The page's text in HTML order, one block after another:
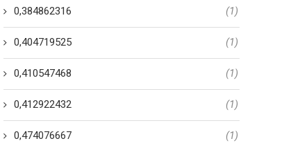
0,384862316 (1)
0,404719525 (1)
0,410547468 (1)
0,412922432 (1)
0,474076667 (1)